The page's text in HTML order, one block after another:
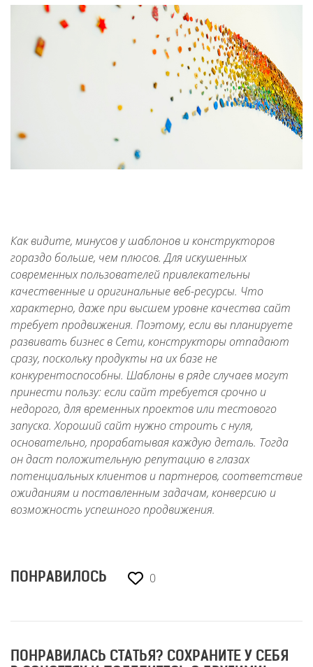
Как видите, минусов у шаблонов и конструкторов
гораздо больше, чем плюсов. Для искушенных
современных пользователей привлекательны
качественные и оригинальные веб-ресурсы. Что
характерно, даже при высшем уровне качества сайт
требует продвижения. Поэтому, если вы планируете
развивать бизнес в Сети, конструкторы отпадают
сразу, поскольку продукты на их базе не
конкурентоспособны. Шаблоны в ряде случаев могут
принести пользу: если сайт требуется срочно и
недорого, для временных проектов или тестового
запуска. Хороший сайт нужно строить с нуля,
основательно, прорабатывая каждую деталь. Тогда
он даст положительную репутацию в глазах
потенциальных клиентов и партнеров, соответствие
ожиданиям и поставленным задачам, конверсию и
возможность успешного продвижения.
ПОНРАВИЛОСЬ 0
ПОНРАВИЛАСЬ СТАТЬЯ? СОХРАНИТЕ У СЕБЯ